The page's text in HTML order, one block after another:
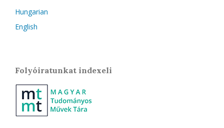
Hungarian
English
Folyóiratunkat indexeli